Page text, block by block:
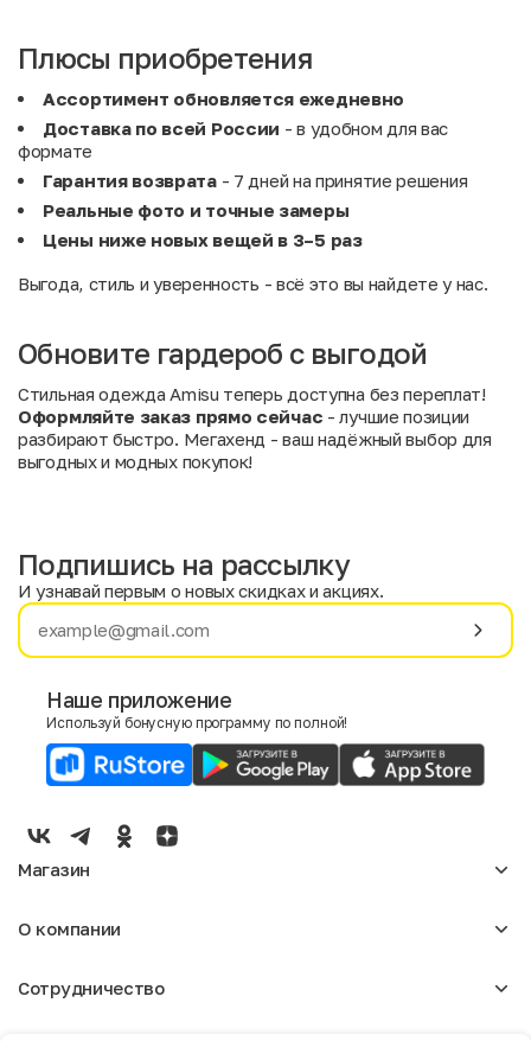
Плюсы приобретения
Ассортимент обновляется ежедневно
Доставка по всей России - в удобном для вас
формате
Гарантия возврата- 7 дней на принятие решения
Реальные фото и точные замеры
Цены ниже новых вещей в 3–5 раз
Выгода, стиль и уверенность - всё это вы найдете у нас.
Обновите гардероб с выгодой
Стильная одежда Amisu теперь доступна без переплат!
Оформляйте заказ прямо сейчас - лучшие позиции
разбирают быстро. Мегахенд - ваш надёжный выбор для
выгодных и модных покупок!
Имя
E-mail
Мужской
Женский
Подпишись на рассылку
И узнавай первым о новых скидках и акциях.
Наше приложение
Используй бонусную программу по полной!
Магазин
Мужское
О компании
Отзывы
Сотрудничество